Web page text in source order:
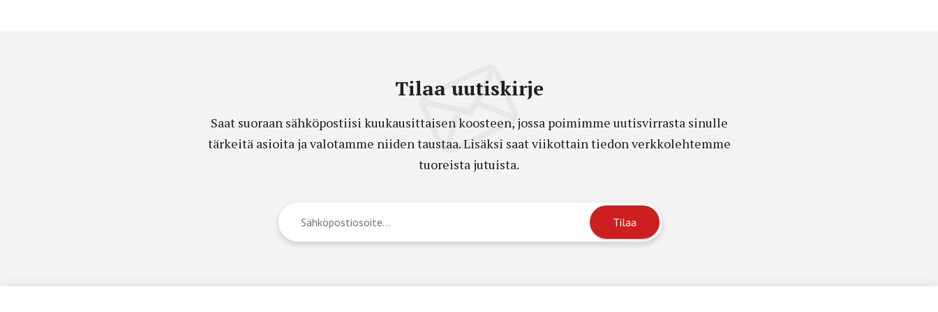
Tilaa uutiskirje
Saat suoraan sähköpostiisi kuukausittaisen koosteen, jossa poimimme uutisvirrasta sinulle
tärkeitä asioita ja valotamme niiden taustaa. Lisäksi saat viikottain tiedon verkkolehtemme
tuoreista jutuista.